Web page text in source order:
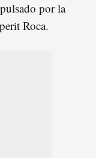
por la
Roca.